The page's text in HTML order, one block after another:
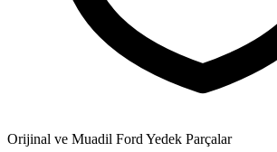
Orijinal ve Muadil Ford Yedek Parçalar